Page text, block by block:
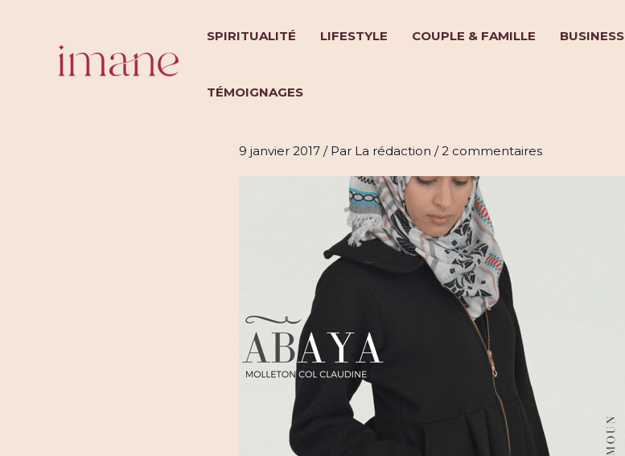
SPIRITUALITÉ LIFESTYLE COUPLE & FAMILLE BUSINESS
TÉMOIGNAGES
9 janvier 2017 / Par La rédaction /2 commentaires